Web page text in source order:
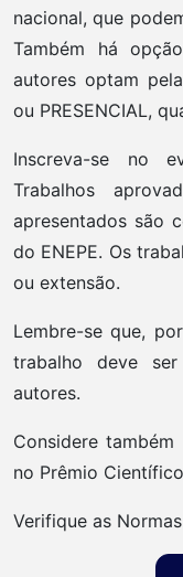
nacional, que
Também há
autores optam
ou PRESENCIAL,
Inscreva-se no
Trabalhos
apresentados são
do ENEPE. Os
ou extensão.
Lembre-se que,
trabalho deve
autores.
Considere
no Prêmio
Verifique as